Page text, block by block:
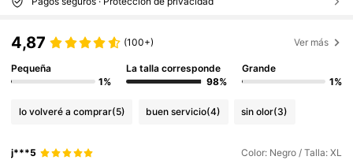
4,87 (100+) Ver más
Pequeña
1%
La talla corresponde
98%
Grande
1%
lo volveré a comprar(5) buen servicio(4) sin olor(3)
j***5 Color: Negro / Talla: XL